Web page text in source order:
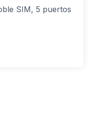
SIM, 5 puertos